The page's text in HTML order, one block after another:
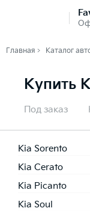
Главная Каталог
Купить
Под заказ
Kia Sorento
Kia Cerato
Kia Picanto
Kia Soul